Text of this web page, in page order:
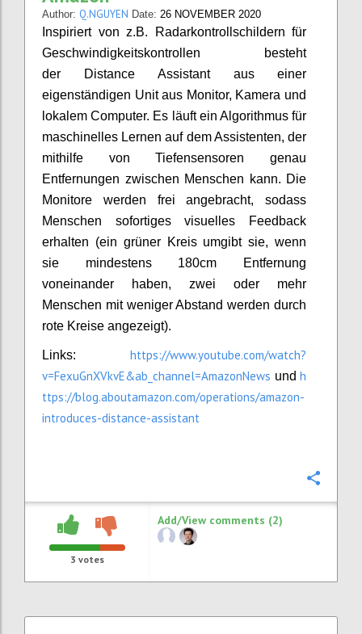
Author: Q.NGUYEN Date: 26 NOVEMBER 2020
Inspiriert von z.B. Radarkontrollschildern für
Geschwindigkeitskontrollen besteht
der Distance Assistant aus einer
eigenständigen Unit aus Monitor, Kamera und
lokalem Computer. Es läuft ein Algorithmus für
maschinelles Lernen auf dem Assistenten, der
mithilfe von Tiefensensoren genau
Entfernungen zwischen Menschen kann. Die
Monitore werden frei angebracht, sodass
Menschen sofortiges visuelles Feedback
erhalten (ein grüner Kreis umgibt sie, wenn
sie mindestens 180cm Entfernung
voneinander haben, zwei oder mehr
Menschen mit weniger Abstand werden durch
rote Kreise angezeigt).
Links: https://www.youtube.com/watch?
v=FexuGnXVkvE&ab_channel=AmazonNews und h
ttps://blog.aboutamazon.com/operations/amazon-
introduces-distance-assistant
3 votes
Add/View comments (2)